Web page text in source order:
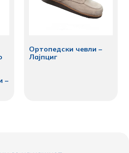
–
Ортопедски чевли –
Лајпциг